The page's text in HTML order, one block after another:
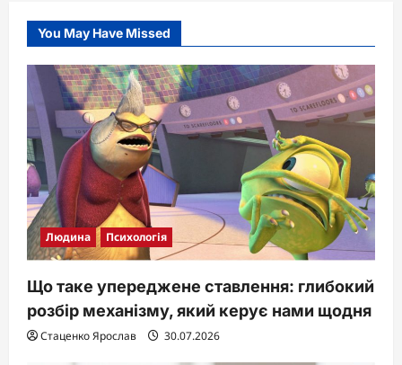
You May Have Missed
Людина Психологія
Що таке упереджене ставлення: глибокий
розбір механізму, який керує нами щодня
Стаценко Ярослав 30.07.2026